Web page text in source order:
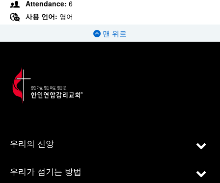
Attendance: 6
사용 언어: 영어
맨 위로
우리의 신앙
우리가 섬기는 방법